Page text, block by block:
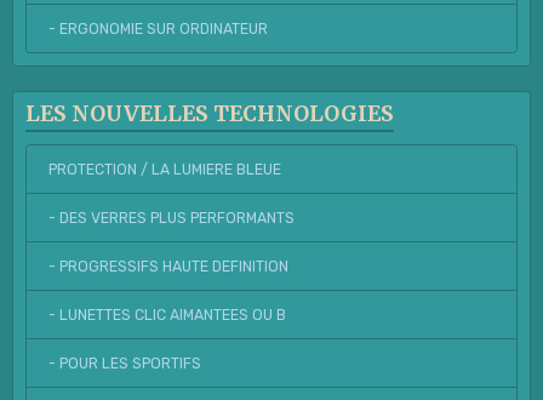
- ERGONOMIE SUR ORDINATEUR
LES NOUVELLES TECHNOLOGIES
PROTECTION / LA LUMIERE BLEUE
- DES VERRES PLUS PERFORMANTS
- PROGRESSIFS HAUTE DEFINITION
- LUNETTES CLIC AIMANTEES OU B
- POUR LES SPORTIFS